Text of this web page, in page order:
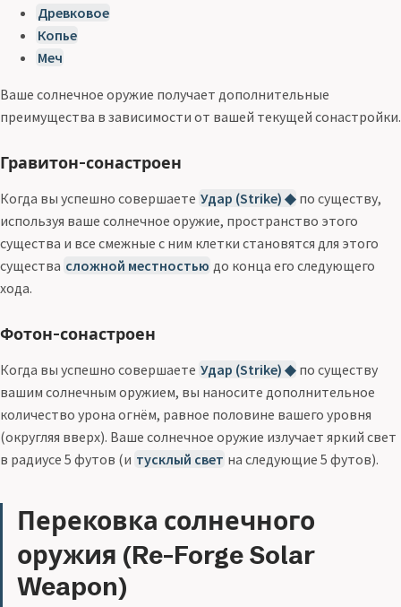
Древковое
Копье
Меч
Ваше солнечное оружие получает дополнительные
преимущества в зависимости от вашей текущей сонастройки.
Гравитон-сонастроен
Когда вы успешно совершаете Удар (Strike) ◆ по существу,
используя ваше солнечное оружие, пространство этого
существа и все смежные с ним клетки становятся для этого
существа сложной местностью до конца его следующего
хода.
Фотон-сонастроен
Когда вы успешно совершаете Удар (Strike) ◆ по существу
вашим солнечным оружием, вы наносите дополнительное
количество урона огнём, равное половине вашего уровня
(округляя вверх). Ваше солнечное оружие излучает яркий свет
в радиусе 5 футов (и тусклый свет на следующие 5 футов).
Перековка солнечного
оружия (Re-Forge Solar
Weapon)